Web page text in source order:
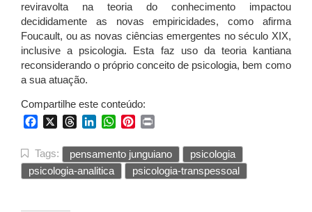
reviravolta na teoria do conhecimento impactou
decididamente as novas empiricidades, como afirma
Foucault, ou as novas ciências emergentes no século XIX,
inclusive a psicologia. Esta faz uso da teoria kantiana
reconsiderando o próprio conceito de psicologia, bem como
a sua atuação.
Compartilhe este conteúdo:
FacebookThreadsLinkedInWhatsApp
Pinterest
Tags: pensamento junguiano
psicologia
psicologia-analitica
psicologia-transpessoal